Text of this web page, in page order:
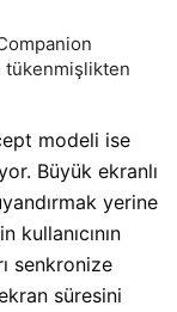
tükenmişlikten
modeli ise
Büyük ekranlı
yerine
senkronize
süresini